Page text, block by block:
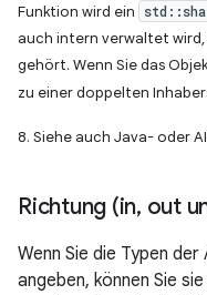
Funktion wird ein
auch intern verwaltet wird,
gehört. Wenn Sie das
zu einer doppelten
8. Siehe auch Java- oder
Richtung (in, out
Wenn Sie die Typen
angeben, können Sie sie